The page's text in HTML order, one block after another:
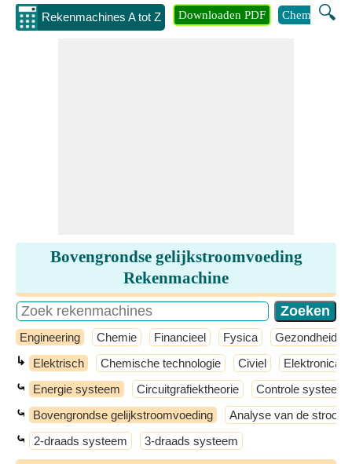
Rekenmachines A tot Z 🔍
Downloaden PDF Chemie
Bovengrondse gelijkstroomvoeding
Rekenmachine
Engineering Chemie Financieel Fysica Gezondheid
↳ Elektrisch Chemische technologie Civiel Elektronica
⤿ Energie systeem Circuitgrafiektheorie Controle systeem
⤿ Bovengrondse gelijkstroomvoeding Analyse van de
⤿ 2-draads systeem 3-draads systeem